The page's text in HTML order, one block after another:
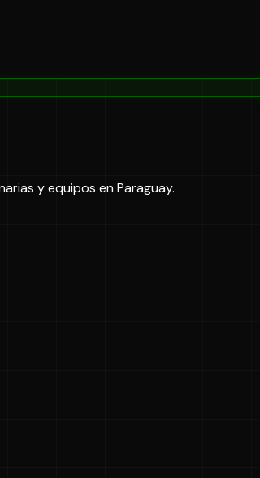
y equipos en Paraguay.